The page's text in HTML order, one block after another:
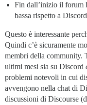
Fin dall’inizio il forum
bassa rispetto a Discord
Questo è interessante
Quindi c’è sicuramente
membri della community.
ultimi mesi sia su Discord
problemi notevoli in cui
avvengono nella chat di
discussioni di Discourse